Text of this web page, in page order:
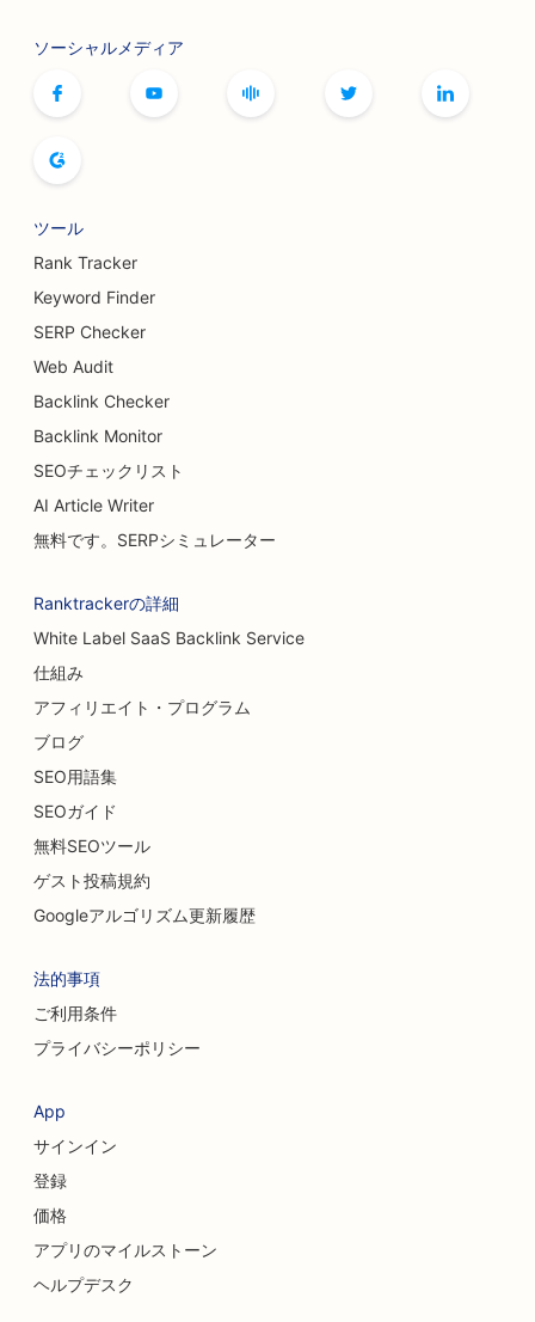
ソーシャルメディア
ツール
Rank Tracker
Keyword Finder
SERP Checker
Web Audit
Backlink Checker
Backlink Monitor
SEOチェックリスト
AI Article Writer
無料です。SERPシミュレーター
Ranktrackerの詳細
White Label SaaS Backlink Service
仕組み
アフィリエイト・プログラム
ブログ
SEO用語集
SEOガイド
無料SEOツール
ゲスト投稿規約
Googleアルゴリズム更新履歴
法的事項
ご利用条件
プライバシーポリシー
App
サインイン
登録
価格
アプリのマイルストーン
ヘルプデスク